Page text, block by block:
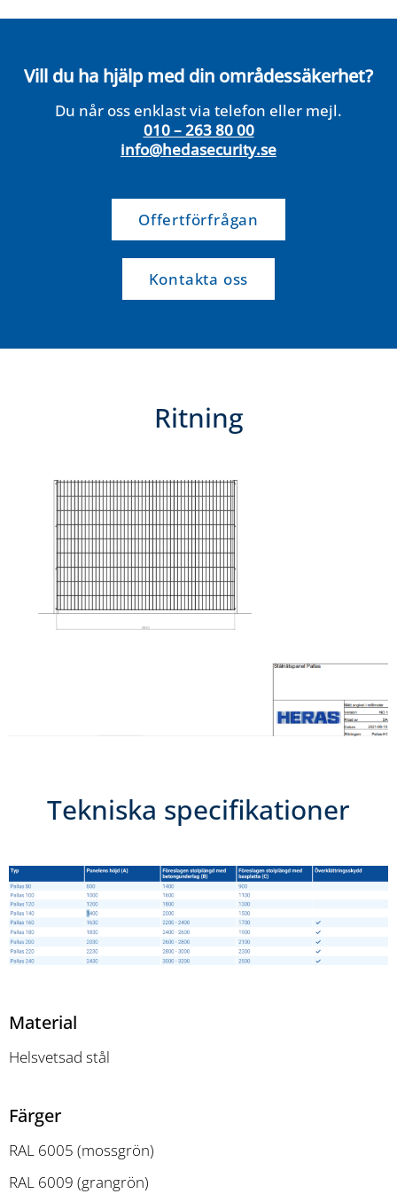
Vill du ha hjälp med din områdessäkerhet?
Du når oss enklast via telefon eller mejl.
010 – 263 80 00
info@hedasecurity.se
Offertförfrågan
Kontakta oss
Ritning
Tekniska specifikationer
Material
Helsvetsad stål
Färger
RAL 6005 (mossgrön)
RAL 6009 (grangrön)